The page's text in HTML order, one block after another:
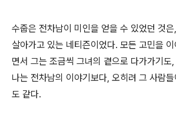
수줍은 전차남이 미인을 얻을 수 있었던 것
살아가고 있는 네티즌이었다. 모든 고민을
면서 그는 조금씩 그녀의 곁으로 다가가기도
나는 전차남의 이야기보다, 오히려 그 사람
도 같다.